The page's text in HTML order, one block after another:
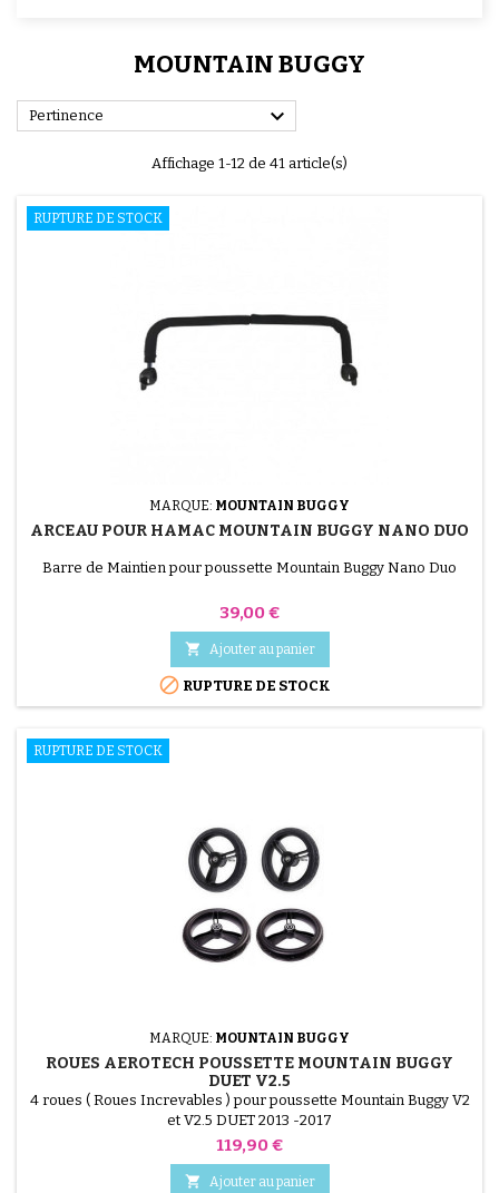
MOUNTAIN BUGGY
Pertinence 
Affichage 1-12 de 41 article(s)
RUPTURE DE STOCK
MARQUE: MOUNTAIN BUGGY
ARCEAU POUR HAMAC MOUNTAIN BUGGY NANO DUO
Barre de Maintien pour poussette Mountain Buggy Nano Duo
Prix
39,00 €
 Ajouter au panier
 RUPTURE DE STOCK
RUPTURE DE STOCK
MARQUE: MOUNTAIN BUGGY
ROUES AEROTECH POUSSETTE MOUNTAIN BUGGY
DUET V2.5
4 roues ( Roues Increvables ) pour poussette Mountain Buggy V2
et V2.5 DUET 2013 -2017
Prix
119,90 €
 Ajouter au panier